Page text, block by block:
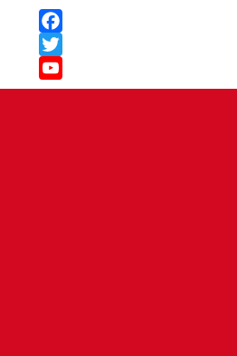
Facebook
Twitter
YouTube